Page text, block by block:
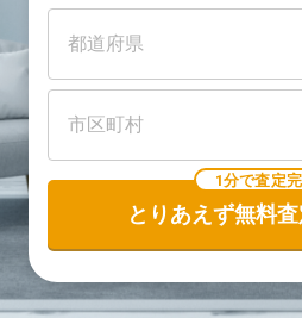
1分で査定
とりあえず無料